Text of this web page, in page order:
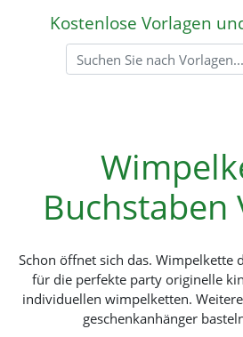
Kostenlose Vorlagen
Buchstaben
Schon öffnet sich das. Wimpelkette
für die perfekte party originelle
individuellen wimpelketten.
geschenkanhänger